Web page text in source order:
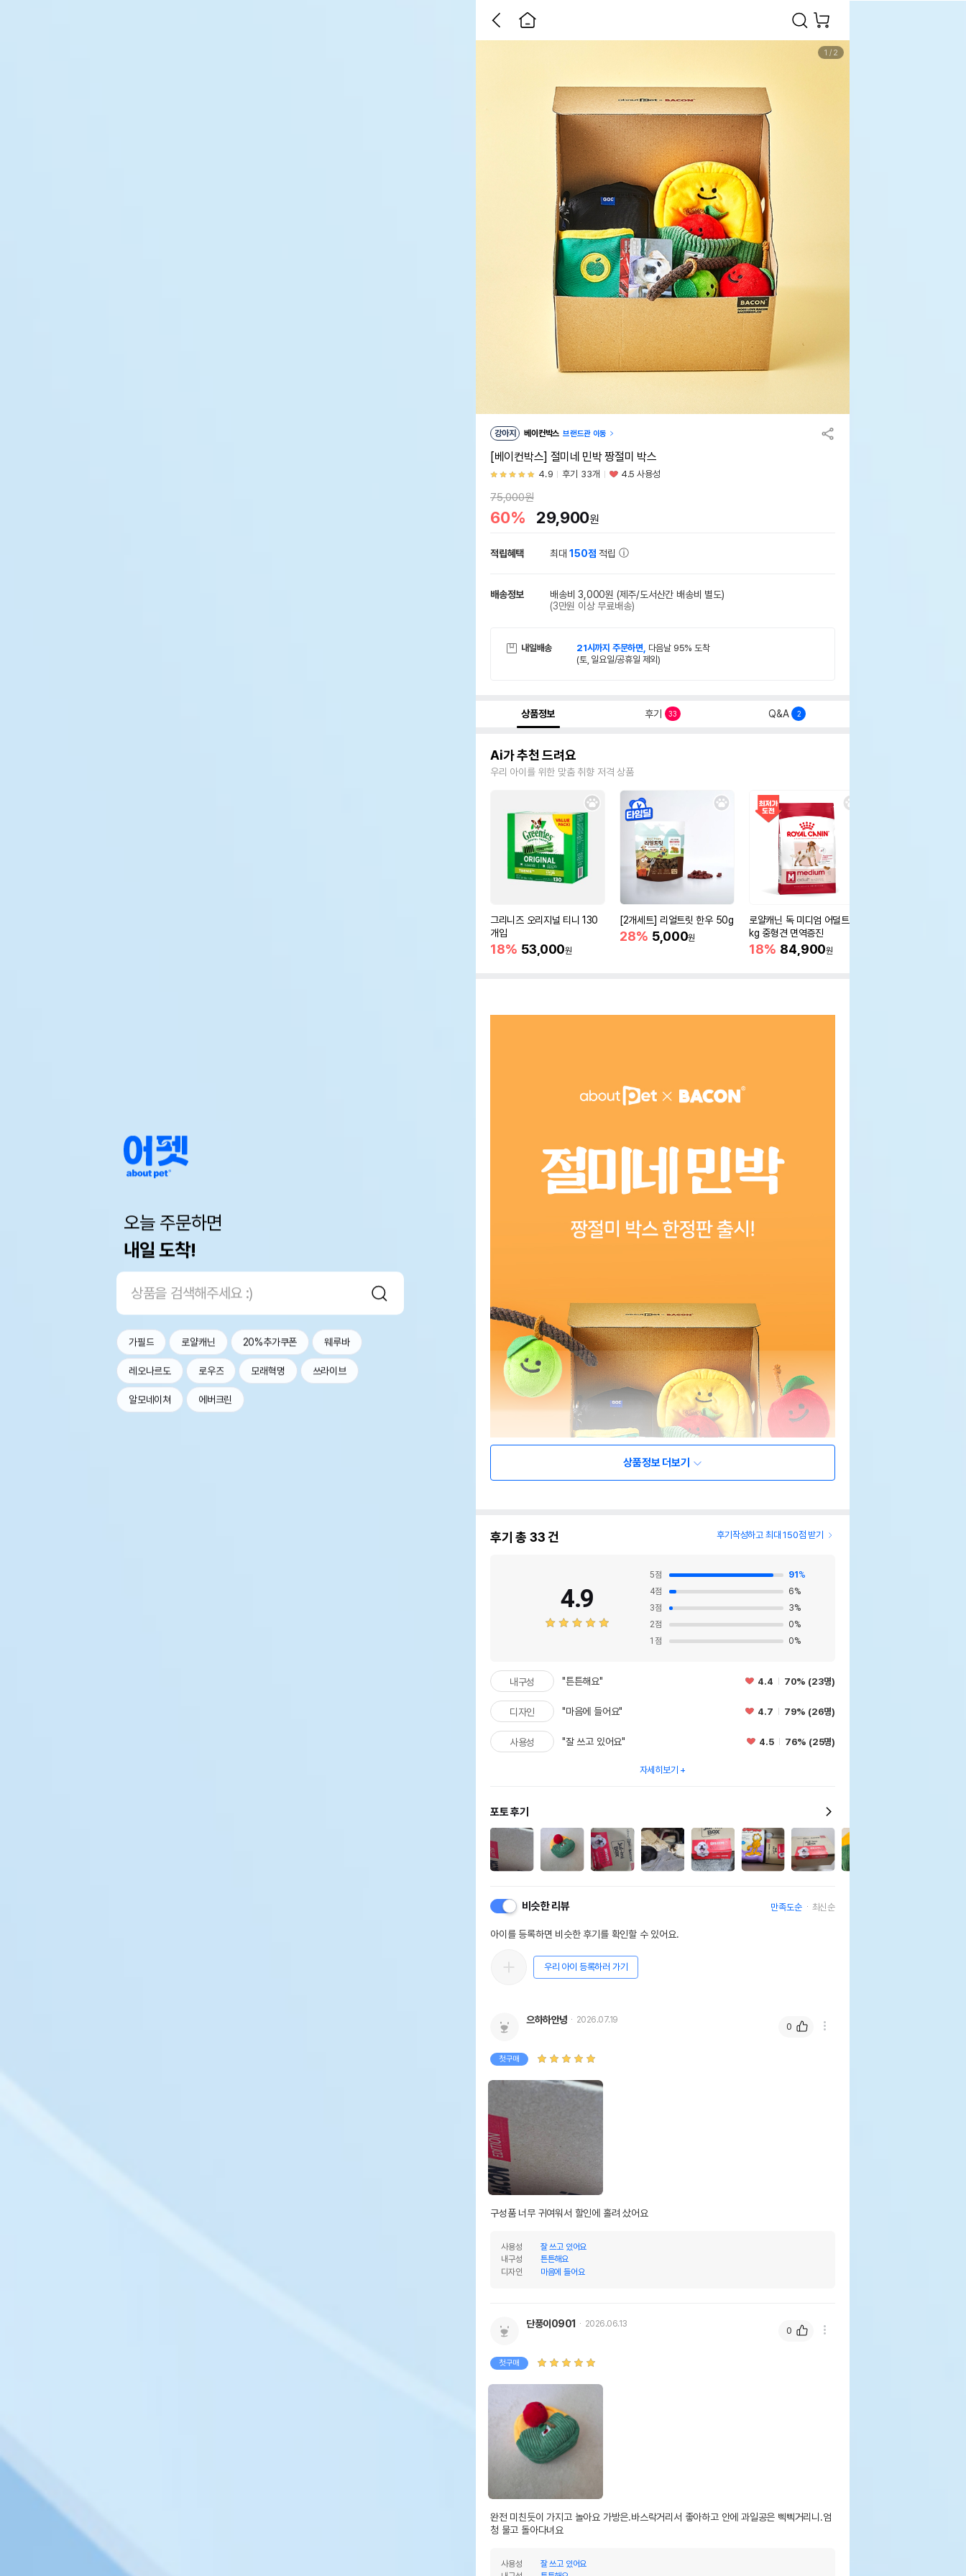
오늘 주문하면
내일 도착!
가필드 로얄캐닌 20%추가쿠폰 웨루바
레오나르도 로우즈 모래혁명 쓰라이브
알모네이쳐 에버크린
1 / 2
강아지 베이컨박스 브랜드관 이동
[베이컨박스] 절미네 민박 짱절미 박스
4.9 후기 33개 4.5 사용성
75,000원
60% 29,900원
적립혜택 최대150점 적립
배송정보 배송비 3,000원 (제주/도서산간 배송비 별도)
(3만원 이상 무료배송)
내일배송 21시까지 주문하면, 다음날 95% 도착
(토, 일요일/공휴일 제외)
상품정보 후기 33 Q&A 2
Ai가 추천 드려요
우리 아이를 위한 맞춤 취향 저격 상품
그리니즈 오리지널 티니 130
개입
18% 53,000원
[2개세트] 리얼트릿 한우 50g
28% 5,000원
로얄캐닌 독 미디엄 어덜트 10
kg 중형견 면역증진
18% 84,900원
상품정보 더보기
후기 총 33건 후기작성하고 최대 150점 받기
4.9
5점 91 %
4점 6%
3점 3%
2점 0%
1 점 0%
내구성 "튼튼해요" 4.4 70% (23명)
디자인 "마음에 들어요" 4.7 79% (26명)
사용성 "잘 쓰고 있어요" 4.5 76% (25명)
자세히보기
포토 후기
비슷한 리뷰 만족도순 최신순
아이를 등록하면 비슷한 후기를 확인할 수 있어요.
우리 아이 등록하러 가기
으하하안녕 2026.07.19
첫구매
구성품 너무 귀여워서 할인에 홀려 샀어요
사용성
잘 쓰고 있어요
내구성
튼튼해요
디자인
마음에 들어요
0
단풍이0901 2026.06.13
첫구매
완전 미친듯이 가지고 놀아요 가방은.바스락거리서 좋아하고 안에 과일공은 삑삑거리니.엄
청 물고 돌아다녀요
사용성
잘 쓰고 있어요
0